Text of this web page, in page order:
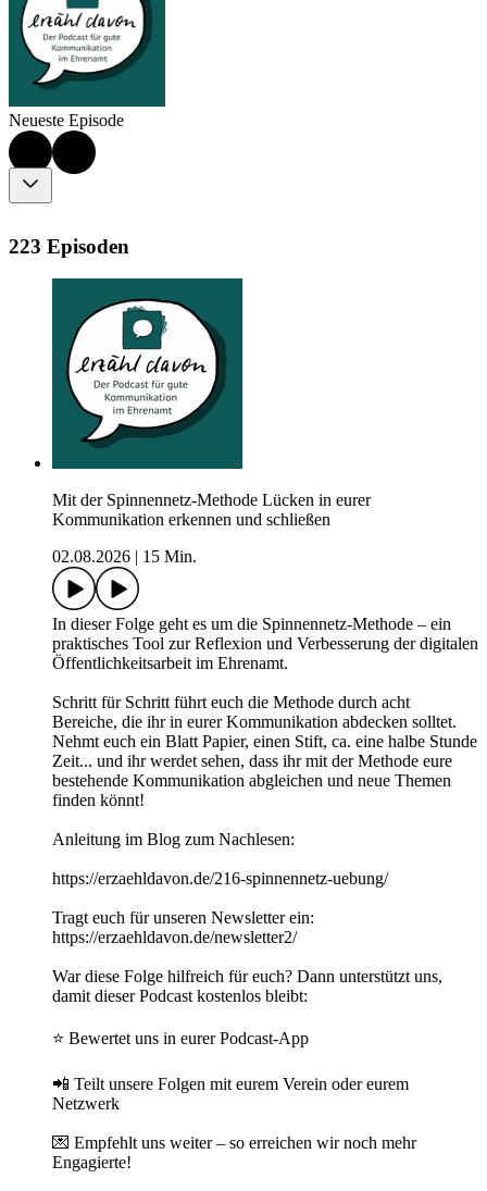
Neueste Episode
223 Episoden
Mit der Spinnennetz-Methode Lücken in eurer
Kommunikation erkennen und schließen
02.08.2026
15 Min.
In dieser Folge geht es um die Spinnennetz-Methode – ein
praktisches Tool zur Reflexion und Verbesserung der digitalen
Öffentlichkeitsarbeit im Ehrenamt.
Schritt für Schritt führt euch die Methode durch acht
Bereiche, die ihr in eurer Kommunikation abdecken solltet.
Nehmt euch ein Blatt Papier, einen Stift, ca. eine halbe Stunde
Zeit... und ihr werdet sehen, dass ihr mit der Methode eure
bestehende Kommunikation abgleichen und neue Themen
finden könnt!
Anleitung im Blog zum Nachlesen:
https://erzaehldavon.de/216-spinnennetz-uebung/
Tragt euch für unseren Newsletter ein:
https://erzaehldavon.de/newsletter2/
War diese Folge hilfreich für euch? Dann unterstützt uns,
damit dieser Podcast kostenlos bleibt:
⭐ Bewertet uns in eurer Podcast-App
📲 Teilt unsere Folgen mit eurem Verein oder eurem
Netzwerk
💌 Empfehlt uns weiter – so erreichen wir noch mehr
Engagierte!